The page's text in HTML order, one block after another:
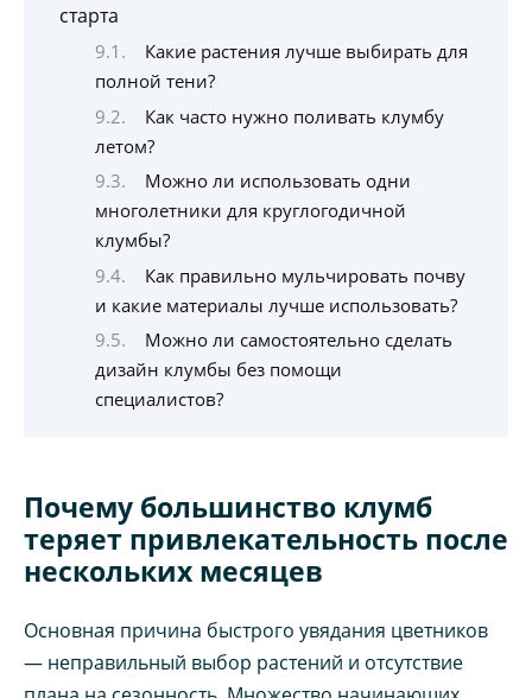
старта
Какие растения лучше выбирать для
полной тени?
Как часто нужно поливать клумбу
летом?
Можно ли использовать одни
многолетники для круглогодичной
клумбы?
Как правильно мульчировать почву
и какие материалы лучше использовать?
Можно ли самостоятельно сделать
дизайн клумбы без помощи
специалистов?
Почему большинство клумб
теряет привлекательность после
нескольких месяцев
Основная причина быстрого увядания цветников
— неправильный выбор растений и отсутствие